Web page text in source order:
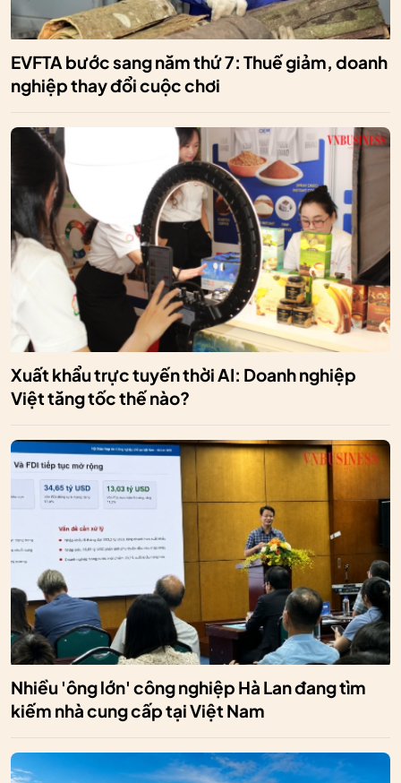
EVFTA bước sang năm thứ 7: Thuế giảm, doanh
nghiệp thay đổi cuộc chơi
Xuất khẩu trực tuyến thời AI: Doanh nghiệp
Việt tăng tốc thế nào?
Nhiều 'ông lớn' công nghiệp Hà Lan đang tìm
kiếm nhà cung cấp tại Việt Nam